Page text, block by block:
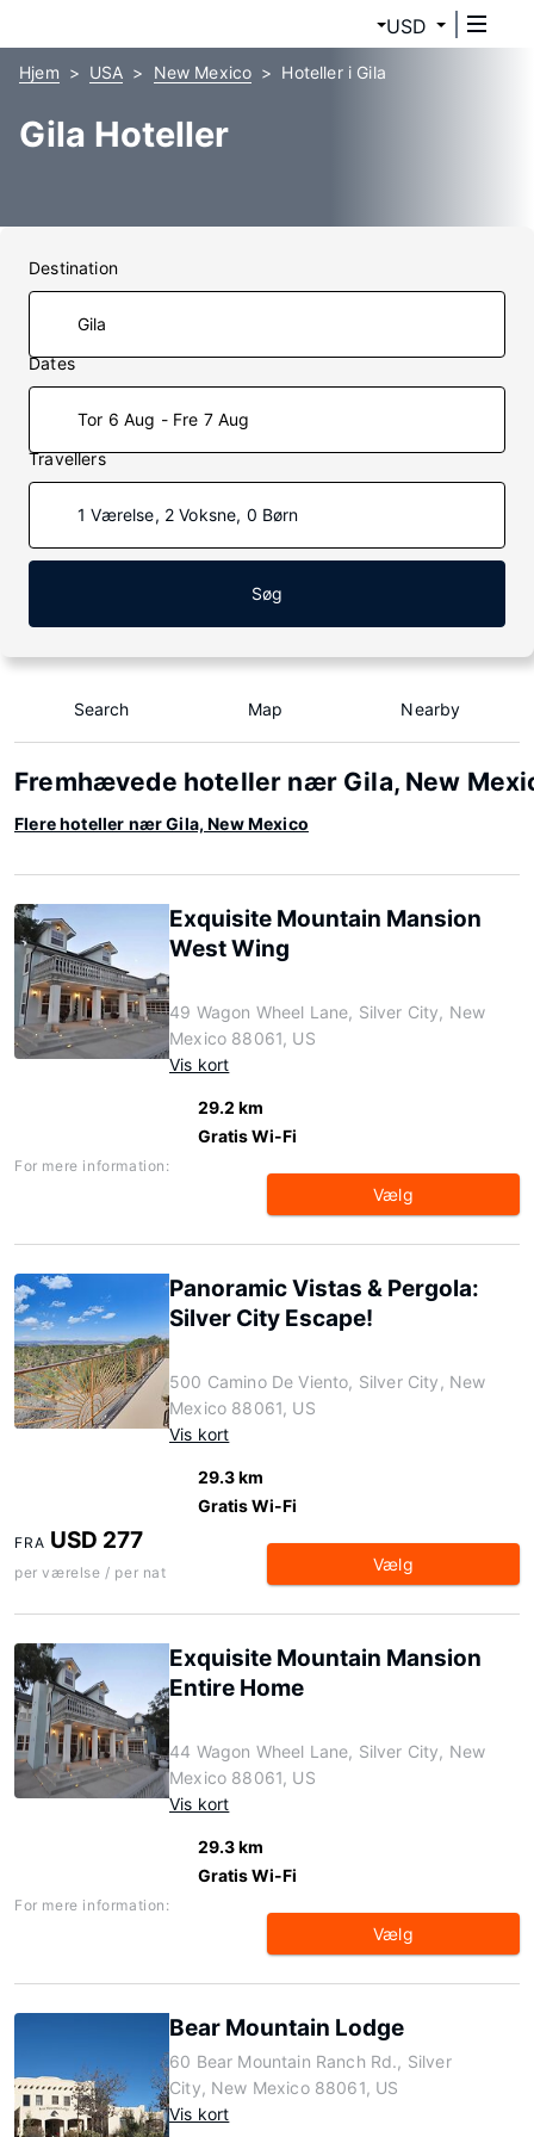
USD
Hjem USA New Mexico Hoteller i Gila
Gila Hoteller
Destination
Dates
Tor 6 Aug - Fre 7 Aug
Travellers
1 Værelse, 2 Voksne, 0 Børn
Søg
Search Map Nearby
Fremhævede hoteller nær Gila, New
Flere hoteller nær Gila, New Mexico
Exquisite Mountain Mansion
West Wing
49 Wagon Wheel Lane, Silver City, New
Mexico 88061, US
Vis kort
29.2 km
Gratis Wi-Fi
For mere information:
Vælg
Panoramic Vistas & Pergola:
Silver City Escape!
500 Camino De Viento, Silver City, New
Mexico 88061, US
Vis kort
29.3 km
Gratis Wi-Fi
FRA USD 277
per værelse / per nat Vælg
Exquisite Mountain Mansion
Entire Home
44 Wagon Wheel Lane, Silver City, New
Mexico 88061, US
Vis kort
29.3 km
Gratis Wi-Fi
For mere information:
Vælg
Bear Mountain Lodge
60 Bear Mountain Ranch Rd., Silver
City, New Mexico 88061, US
Vis kort